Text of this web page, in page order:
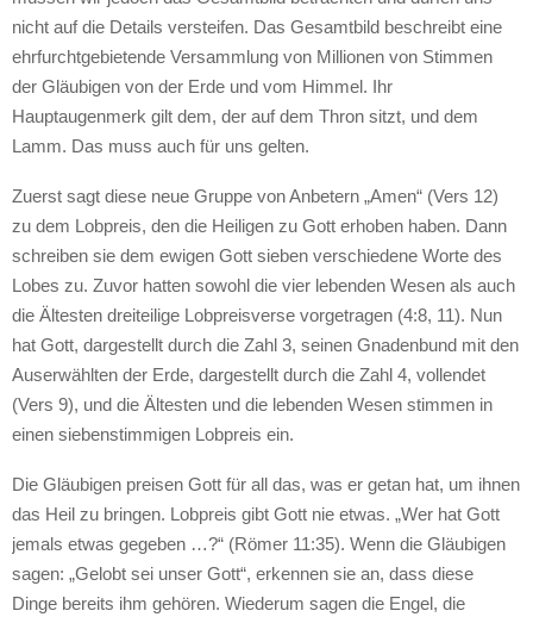
nicht auf die Details versteifen. Das Gesamtbild beschreibt eine
ehrfurchtgebietende Versammlung von Millionen von Stimmen
der Gläubigen von der Erde und vom Himmel. Ihr
Hauptaugenmerk gilt dem, der auf dem Thron sitzt, und dem
Lamm. Das muss auch für uns gelten.
Zuerst sagt diese neue Gruppe von Anbetern „Amen“ (Vers 12)
zu dem Lobpreis, den die Heiligen zu Gott erhoben haben. Dann
schreiben sie dem ewigen Gott sieben verschiedene Worte des
Lobes zu. Zuvor hatten sowohl die vier lebenden Wesen als auch
die Ältesten dreiteilige Lobpreisverse vorgetragen (4:8, 11). Nun
hat Gott, dargestellt durch die Zahl 3, seinen Gnadenbund mit den
Auserwählten der Erde, dargestellt durch die Zahl 4, vollendet
(Vers 9), und die Ältesten und die lebenden Wesen stimmen in
einen siebenstimmigen Lobpreis ein.
Die Gläubigen preisen Gott für all das, was er getan hat, um ihnen
das Heil zu bringen. Lobpreis gibt Gott nie etwas. „Wer hat Gott
jemals etwas gegeben …?“ (Römer 11:35). Wenn die Gläubigen
sagen: „Gelobt sei unser Gott“, erkennen sie an, dass diese
Dinge bereits ihm gehören. Wiederum sagen die Engel, die